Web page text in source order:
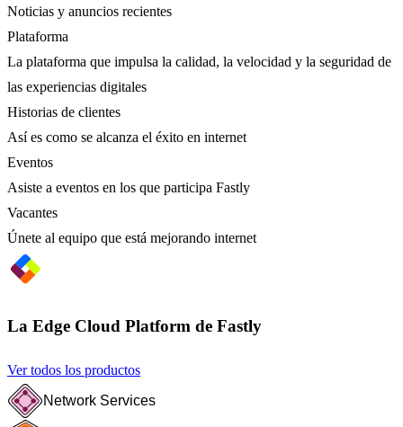
Noticias y anuncios recientes
Plataforma
La plataforma que impulsa la calidad, la velocidad y la seguridad de
las experiencias digitales
Historias de clientes
Así es como se alcanza el éxito en internet
Eventos
Asiste a eventos en los que participa Fastly
Vacantes
Únete al equipo que está mejorando internet
La Edge Cloud Platform de Fastly
Ver todos los productos
Network Services